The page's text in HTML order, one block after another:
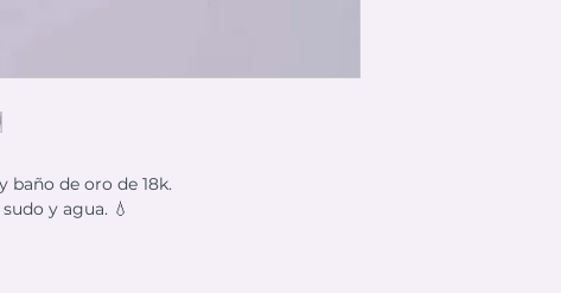
baño de oro de 18k.
y agua. 💧